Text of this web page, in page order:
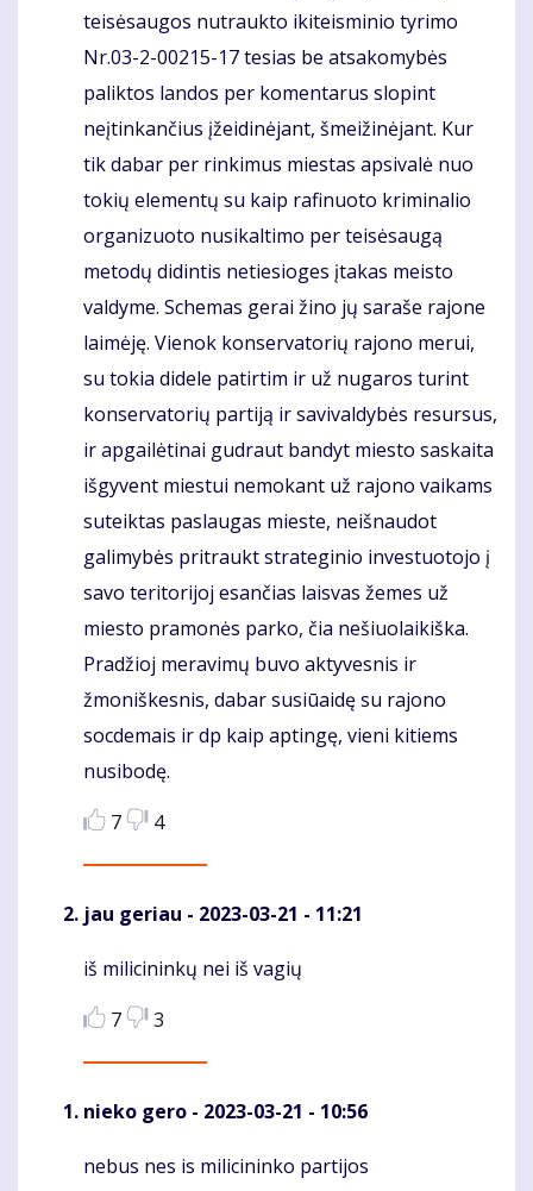
teisėsaugos nutraukto ikiteisminio tyrimo
Nr.03-2-00215-17 tesias be atsakomybės
paliktos landos per komentarus slopint
neįtinkančius įžeidinėjant, šmeižinėjant. Kur
tik dabar per rinkimus miestas apsivalė nuo
tokių elementų su kaip rafinuoto kriminalio
organizuoto nusikaltimo per teisėsaugą
metodų didintis netiesioges įtakas meisto
valdyme. Schemas gerai žino jų saraše rajone
laimėję. Vienok konservatorių rajono merui,
su tokia didele patirtim ir už nugaros turint
konservatorių partiją ir savivaldybės resursus,
ir apgailėtinai gudraut bandyt miesto saskaita
išgyvent miestui nemokant už rajono vaikams
suteiktas paslaugas mieste, neišnaudot
galimybės pritraukt strateginio investuotojo į
savo teritorijoj esančias laisvas žemes už
miesto pramonės parko, čia nešiuolaikiška.
Pradžioj meravimų buvo aktyvesnis ir
žmoniškesnis, dabar susiūaidę su rajono
socdemais ir dp kaip aptingę, vieni kitiems
nusibodę.
7
4
jau geriau - 2023-03-21 - 11:21
Komentaras
iš milicininkų nei iš vagių
7
3
nieko gero - 2023-03-21 - 10:56
Komentaras
nebus nes is milicininko partijos